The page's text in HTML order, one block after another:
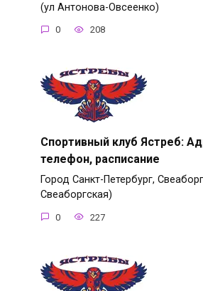
(ул Антонова-Овсеенко)
0 208
Спортивный клуб Ястреб:
телефон, расписание
Город Санкт-Петербург,
Свеаборгская)
0 227